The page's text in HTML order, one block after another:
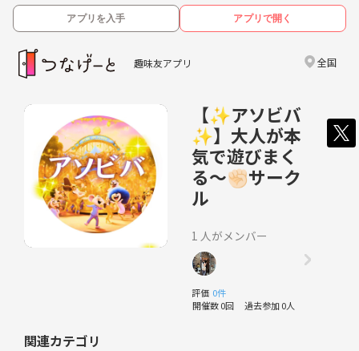
アプリを入手 アプリで開く
趣味友アプリ 全国
【✨アソビバ
✨】大人が本
気で遊びまく
る〜✊🏻サーク
ル
1 人がメンバー
評価 0件
開催数 0回 過去参加 0人
関連カテゴリ